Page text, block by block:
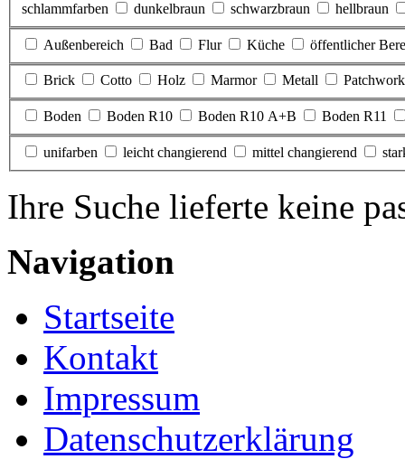
schlammfarben
dunkelbraun schwarzbraun hellbraun
Außenbereich Bad Flur Küche öffentlicher
Brick Cotto Holz Marmor Metall Patchwork
Boden Boden R10 Boden R10 A+B Boden R11
unifarben leicht changierend mittel changierend
Ihre Suche lieferte keine
Navigation
Startseite
Kontakt
Impressum
Datenschutzerklärung